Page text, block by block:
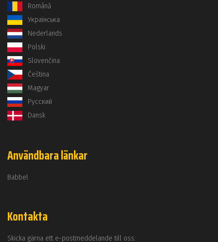
Română
Українська
Nederlands
Polski
Slovenčina
Čeština
Magyar
Русский
Dansk
Användbara länkar
Babbel
Kontakta
Skicka gärna ett e-postmeddelande till oss: